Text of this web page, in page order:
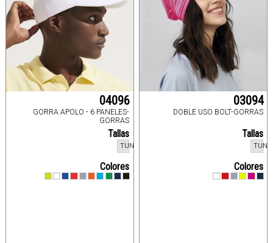
04096
GORRA APOLO - 6 PANELES-
GORRAS
Tallas
TUN
Colores
03094
DOBLE USO BOLT-GORRAS
Tallas
TUN
Colores